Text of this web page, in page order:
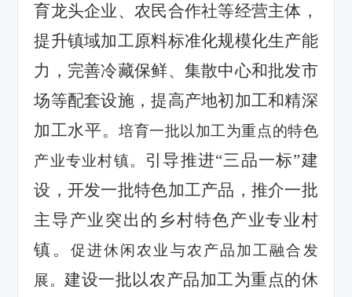
育龙头企业、农民合作社等经营主体，
提升镇域加工原料标准化规模化生产能
力，完善冷藏保鲜、集散中心和批发市
场等配套设施，提高产地初加工和精深
加工水平。培育一批以加工为重点的特色
产业专业村镇。 引导推进“三品一标”建
设，开发一批特色加工产品，推介一批
主导产业突出的乡村特色产业专业村
镇。 促进休闲农业与农产品加工融合发
展。建设一批以农产品加工为重点的休